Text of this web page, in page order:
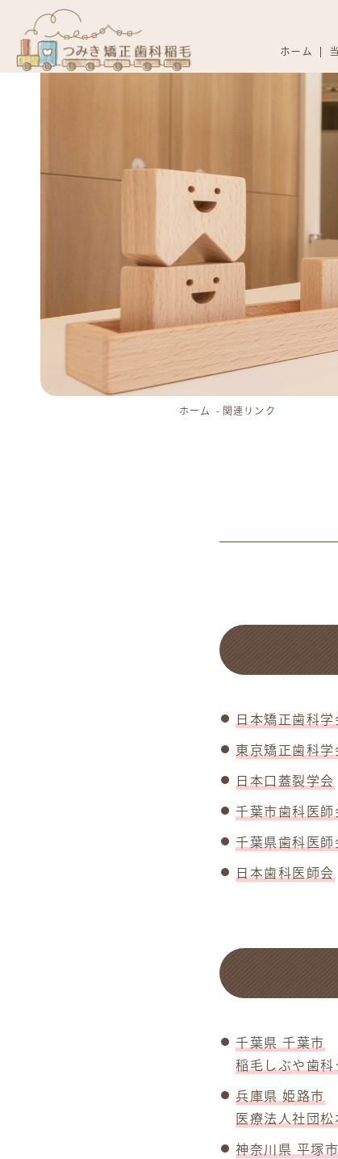
ホーム
ホーム 関連リンク
日本矯正歯科学
東京矯正歯科学
日本口蓋裂学会
千葉市歯科医師
千葉県歯科医師
日本歯科医師会
千葉県 千葉市
稲毛しぶや歯科
兵庫県 姫路市
医療法人社団
神奈川県 平塚市